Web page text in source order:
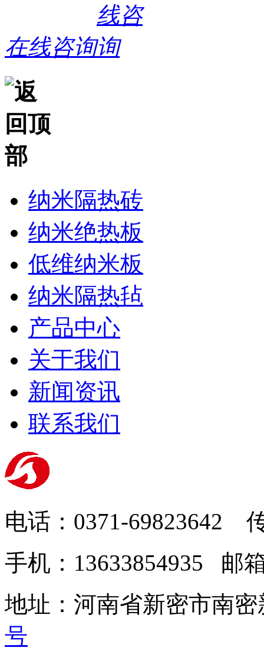
在线咨询
纳米隔热砖
纳米绝热板
低维纳米板
纳米隔热毡
产品中心
关于我们
新闻资讯
联系我们
电话：0371-69823642
手机：13633854935 邮
地址：河南省新密市南
号